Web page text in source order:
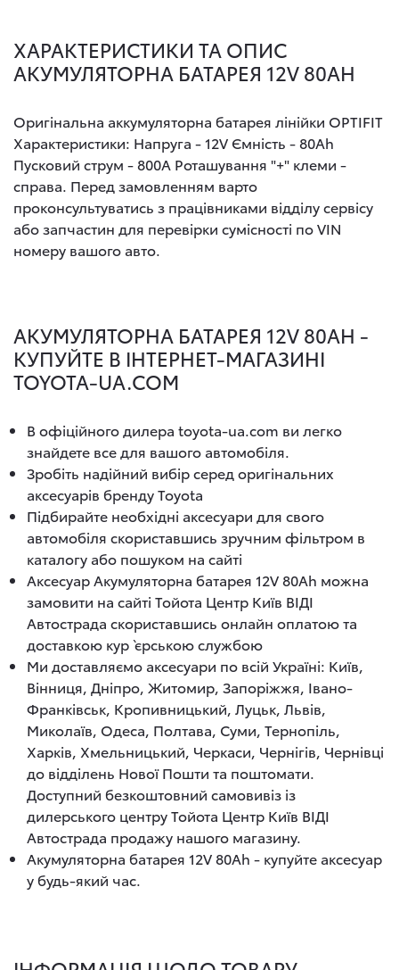
ХАРАКТЕРИСТИКИ ТА ОПИС
АКУМУЛЯТОРНА БАТАРЕЯ 12V 80AH
Оригінальна аккумуляторна батарея лінійки OPTIFIT
Характеристики: Напруга - 12V Ємність - 80Ah
Пусковий струм - 800A Роташування "+" клеми -
справа. Перед замовленням варто
проконсультуватись з працівниками відділу сервісу
або запчастин для перевірки сумісності по VIN
номеру вашого авто.
АКУМУЛЯТОРНА БАТАРЕЯ 12V 80AH -
КУПУЙТЕ В ІНТЕРНЕТ-МАГАЗИНІ
TOYOTA-UA.COM
В офіційного дилера toyota-ua.com ви легко
знайдете все для вашого автомобіля.
Зробіть надійний вибір серед оригінальних
аксесуарів бренду Toyota
Підбирайте необхідні аксесуари для свого
автомобіля скориставшись зручним фільтром в
каталогу або пошуком на сайті
Аксесуар Акумуляторна батарея 12V 80Ah можна
замовити на сайті Тойота Центр Київ ВІДІ
Автострада скориставшись онлайн оплатою та
доставкою кур`єрською службою
Ми доставляємо аксесуари по всій Україні: Київ,
Вінниця, Дніпро, Житомир, Запоріжжя, Івано-
Франківськ, Кропивницький, Луцьк, Львів,
Миколаїв, Одеса, Полтава, Суми, Тернопіль,
Харків, Хмельницький, Черкаси, Чернігів, Чернівці
до відділень Нової Пошти та поштомати.
Доступний безкоштовний самовивіз із
дилерського центру Тойота Центр Київ ВІДІ
Автострада продажу нашого магазину.
Акумуляторна батарея 12V 80Ah - купуйте аксесуар
у будь-який час.